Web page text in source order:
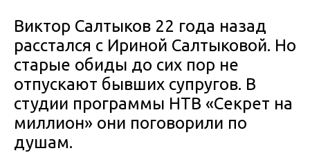
Виктор Салтыков 22 года назад
расстался с Ириной Салтыковой. Но
старые обиды до сих пор не
отпускают бывших супругов. В
студии программы НТВ «Секрет на
миллион» они поговорили по
душам.